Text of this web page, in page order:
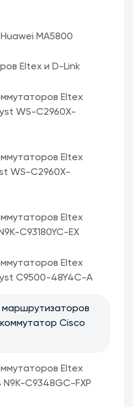
MA5800
Eltex и D-Link
Eltex
WS-C2960X-
Eltex
WS-C2960X-
Eltex
C93180YC-EX
Eltex
C9500-48Y4C-A
коммутатор Cisco
Eltex
C9348GC-FXP